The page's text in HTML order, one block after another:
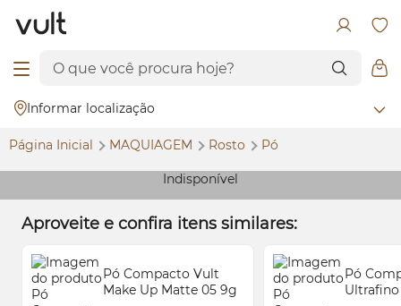
Informar localização
Página Inicial MAQUIAGEM Rosto Pó
Indisponível
Aproveite e confira itens similares:
Pó Compacto Vult
Make Up Matte 05 9g
Pó